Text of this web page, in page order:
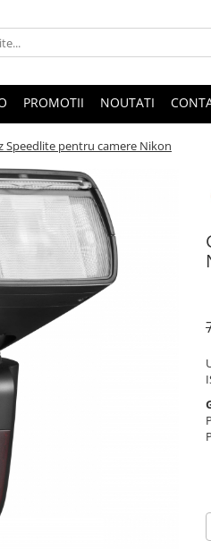
PROMOTII NOUTATI
Speedlite pentru camere Nikon